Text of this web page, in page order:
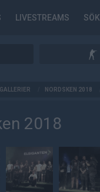
LIVESTREAMS SÖK
NORDSKEN 2018
2018